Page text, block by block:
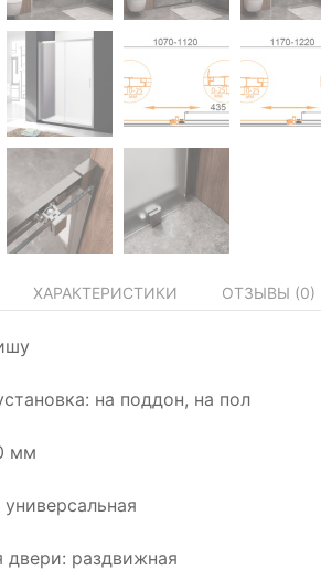
ХАРАКТЕРИСТИКИ ОТЗЫВЫ (0)
на поддон, на пол
мм
двери: раздвижная